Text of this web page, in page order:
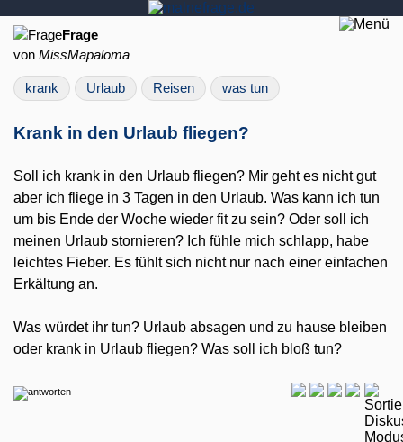
Frage
von MissMapaloma
krank Urlaub Reisen was tun
Krank in den Urlaub fliegen?
Soll ich krank in den Urlaub fliegen? Mir geht es nicht gut
aber ich fliege in 3 Tagen in den Urlaub. Was kann ich tun
um bis Ende der Woche wieder fit zu sein? Oder soll ich
meinen Urlaub stornieren? Ich fühle mich schlapp, habe
leichtes Fieber. Es fühlt sich nicht nur nach einer einfachen
Erkältung an.
Was würdet ihr tun? Urlaub absagen und zu hause bleiben
oder krank in Urlaub fliegen? Was soll ich bloß tun?